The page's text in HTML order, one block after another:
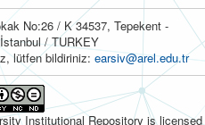
No:26 / K 34537, Tepekent -
/ TURKEY
lütfen bildiriniz: earsiv@arel.edu.tr
Institutional Repository is licensed